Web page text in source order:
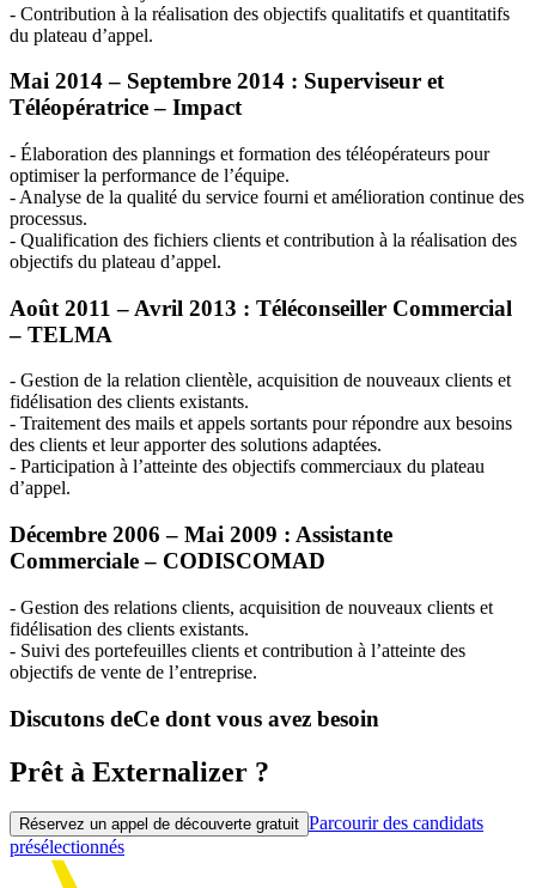
- Contribution à la réalisation des objectifs qualitatifs et quantitatifs
du plateau d’appel.
Mai 2014 – Septembre 2014 : Superviseur et
Téléopératrice – Impact
- Élaboration des plannings et formation des téléopérateurs pour
optimiser la performance de l’équipe.
- Analyse de la qualité du service fourni et amélioration continue des
processus.
- Qualification des fichiers clients et contribution à la réalisation des
objectifs du plateau d’appel.
Août 2011 – Avril 2013 : Téléconseiller Commercial
– TELMA
- Gestion de la relation clientèle, acquisition de nouveaux clients et
fidélisation des clients existants.
- Traitement des mails et appels sortants pour répondre aux besoins
des clients et leur apporter des solutions adaptées.
- Participation à l’atteinte des objectifs commerciaux du plateau
d’appel.
Décembre 2006 – Mai 2009 : Assistante
Commerciale – CODISCOMAD
- Gestion des relations clients, acquisition de nouveaux clients et
fidélisation des clients existants.
- Suivi des portefeuilles clients et contribution à l’atteinte des
objectifs de vente de l’entreprise.
Discutons deCe dont vous avez besoin
Prêt à Externalizer ?
Réservez un appel de découverte gratuit Parcourir des candidats
présélectionnés